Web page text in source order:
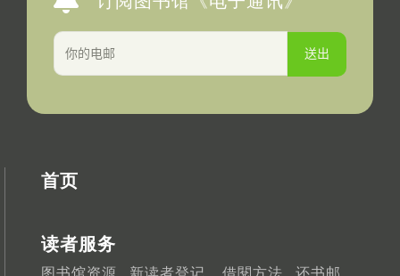
首页
读者服务
图书馆资源 新读者登记 借閱方法
还书邮